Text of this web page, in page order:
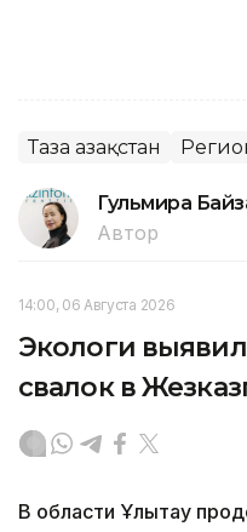
Таза Қазақстан
Гульмира
Автор
14:00, 06 Августа 2026
Экологи
свалок в
В области Ұлытау